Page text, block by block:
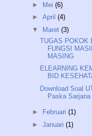
► Mei (6)
► April (4)
▼
Maret (3)
TUGAS POKOK
FUNGSI
MASING
ELEARNING
BID
Download Soal
Paska Sarjana
► Februari (1)
► Januari (1)